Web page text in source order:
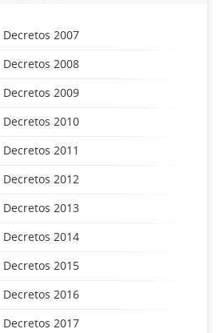
Decretos 2007
Decretos 2008
Decretos 2009
Decretos 2010
Decretos 2011
Decretos 2012
Decretos 2013
Decretos 2014
Decretos 2015
Decretos 2016
Decretos 2017